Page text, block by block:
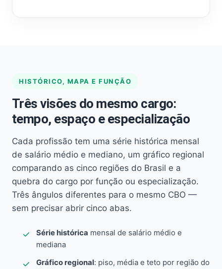
HISTÓRICO, MAPA E FUNÇÃO
Três visões do mesmo cargo:
tempo, espaço e especialização
Cada profissão tem uma série histórica mensal
de salário médio e mediano, um gráfico regional
comparando as cinco regiões do Brasil e a
quebra do cargo por função ou especialização.
Três ângulos diferentes para o mesmo CBO —
sem precisar abrir cinco abas.
Série histórica mensal de salário médio e
mediana
Gráfico regional: piso, média e teto por região do